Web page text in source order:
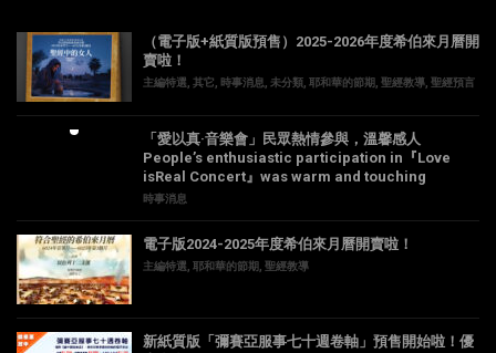
（電子版+紙質版預售）2025-2026年度希伯來月曆開
賣啦！
主編特選 其它 時事消息 未分類 耶和華的節期 聖經教導 聖經預言
「愛以真·音樂會」民眾熱情參與，溫馨感人
People’s enthusiastic participation in『Love
isReal Concert』was warm and touching
時事消息
電子版2024-2025年度希伯來月曆開賣啦！
主編特選 耶和華的節期 聖經教導
新紙質版「彌賽亞服事七十週卷軸」預售開始啦！優